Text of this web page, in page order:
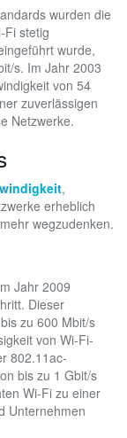
wurden die
Fi stetig
wurde,
s. Im Jahr 2003
von 54
zuverlässigen
Netzwerke.
,
erheblich
wegzudenken.
Jahr 2009
Dieser
zu 600 Mbit/s
von Wi-Fi-
802.11ac-
bis zu 1 Gbit/s
Wi-Fi zu einer
Unternehmen